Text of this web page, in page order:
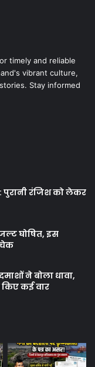
timely and reliable
vibrant culture,
Stay informed
रंजिश को लेकर
घोषित, इस
ने बोला धावा,
किए कई वार